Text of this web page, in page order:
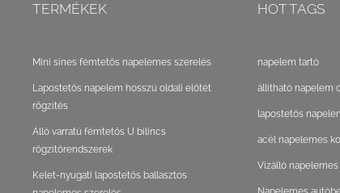
TERMÉKEK
Mini sínes fémtetős napelemes szerelés
Lapostetős napelem hosszú oldali előtét
rögzítés
Álló varratú fémtetős U bilincs
rögzítőrendszerek
Kelet-nyugati lapostetős ballasztos
HOT TAGS
napelem tartó
állítható napelem
lapostetős
acél napelemes
Vízálló